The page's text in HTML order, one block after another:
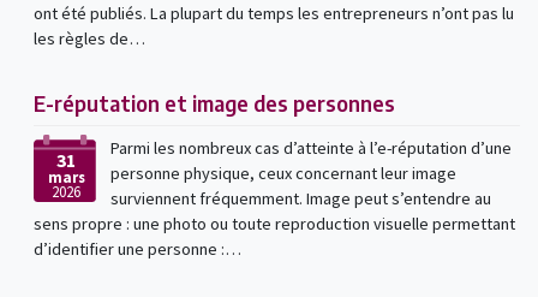
ont été publiés. La plupart du temps les entrepreneurs n’ont pas lu
les règles de…
E-réputation et image des personnes
31
mars
2026
Parmi les nombreux cas d’atteinte à l’e-réputation d’une
personne physique, ceux concernant leur image
surviennent fréquemment. Image peut s’entendre au
sens propre : une photo ou toute reproduction visuelle permettant
d’identifier une personne :…